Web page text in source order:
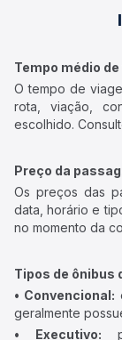
Tempo médio
O tempo de
rota, viação,
escolhido.
Preço da
Os preços das
data, horário e
no momento da
Tipos de ônibus
• Convencional:
geralmente
• Executivo: